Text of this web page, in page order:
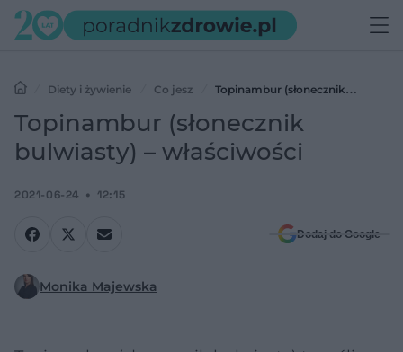
Diety i żywienie Co jesz
Topinambur (słonecznik
bulwiasty) – właściwości
Topinambur (słonecznik
bulwiasty) – właściwości
2021-06-24 12:15
Dodaj do Google
Monika Majewska